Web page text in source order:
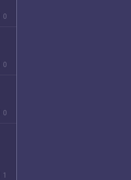
0
0
0
1